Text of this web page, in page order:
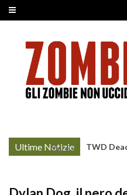
Ultime Notizie
More »
TWD